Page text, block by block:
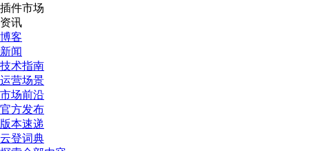
插件市场
资讯
博客
新闻
技术指南
运营场景
市场前沿
官方发布
版本速递
云登词典